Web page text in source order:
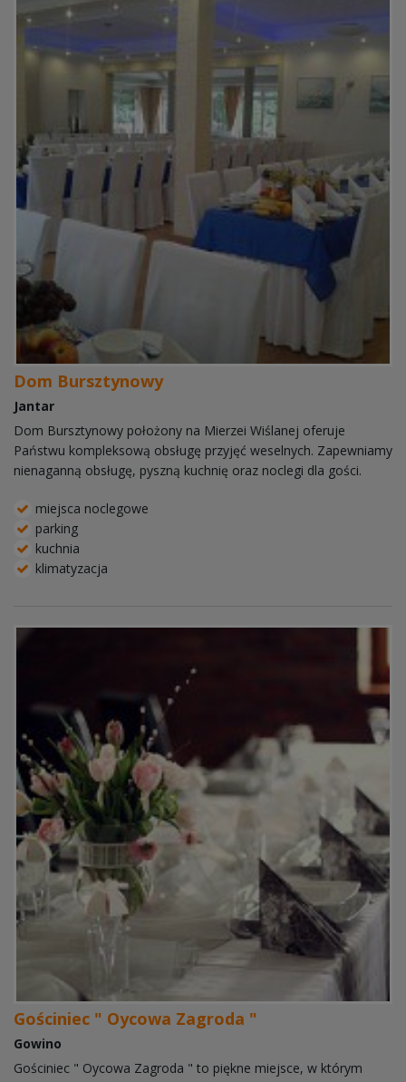
Dom Bursztynowy
Jantar
Dom Bursztynowy położony na Mierzei Wiślanej oferuje
Państwu kompleksową obsługę przyjęć weselnych. Zapewniamy
nienaganną obsługę, pyszną kuchnię oraz noclegi dla gości.
miejsca noclegowe
parking
kuchnia
klimatyzacja
Gościniec " Oycowa Zagroda "
Gowino
Gościniec " Oycowa Zagroda " to piękne miejsce, w którym